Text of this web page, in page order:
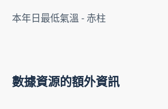
本年日最低氣溫 - 赤柱
數據資源的額外資訊